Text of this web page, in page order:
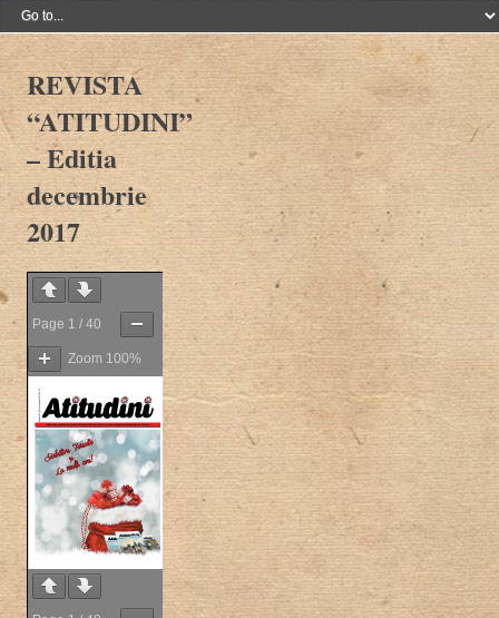
REVISTA
“ATITUDINI”
– Editia
decembrie
2017
Page 1 /40
Zoom 100%